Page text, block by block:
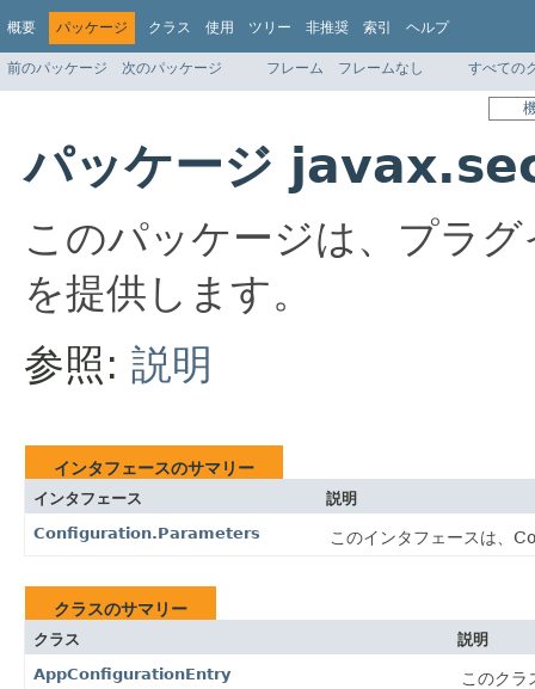
概要 パッケージ クラス 使用 ツリー 非推奨 索引 ヘルプ
前のパッケージ 次のパッケージ フレーム フレームなし すべての
パッケージ
このパッケージは、プラ
を提供します。
参照: 説明
インタフェースのサマリー
インタフェース
説明
Configuration.Parameters
このインタフェースは、
クラスのサマリー
クラス
説明
AppConfigurationEntry
このクラ